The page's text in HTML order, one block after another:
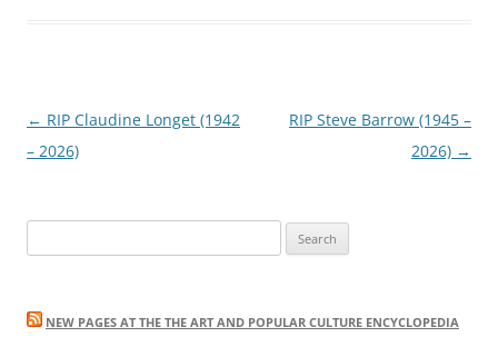
Post
navigation
← RIP Claudine Longet (1942
– 2026)
RIP Steve Barrow (1945 –
2026) →
for:
NEW PAGES AT THE THE ART AND POPULAR CULTURE ENCYCLOPEDIA